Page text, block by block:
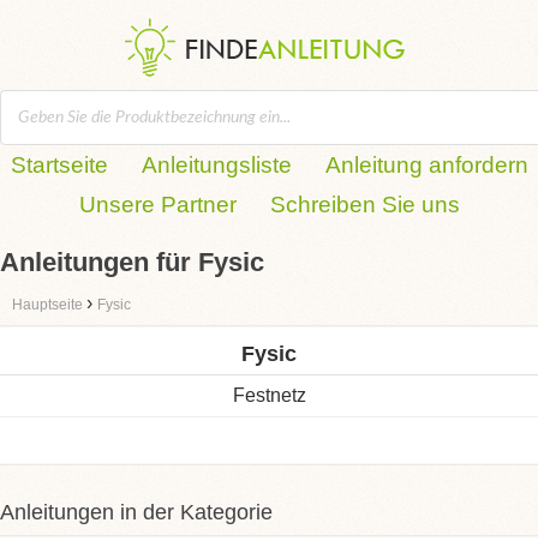
Startseite Anleitungsliste
Anleitung anfordern
Unsere Partner
Schreiben Sie uns
Anleitungen für Fysic
Hauptseite › Fysic
Fysic
Festnetz
Anleitungen in der Kategorie